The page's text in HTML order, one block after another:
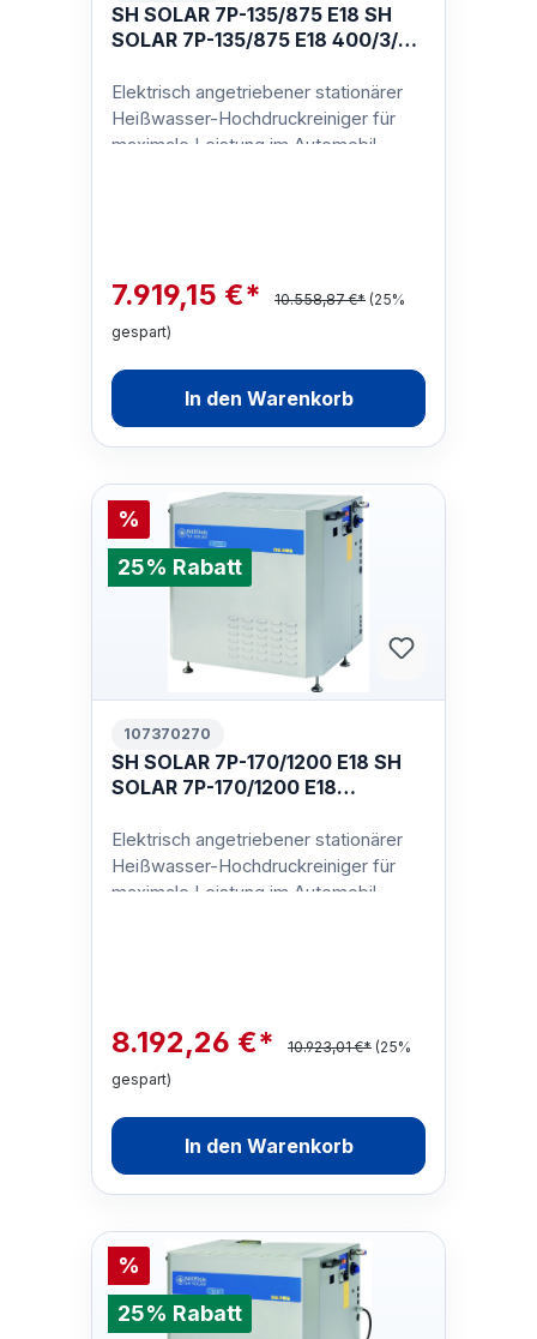
SH SOLAR 7P-135/875 E18 SH
SOLAR 7P-135/875 E18 400/3/50
Elektrisch angetriebener stationärer
Heißwasser-Hochdruckreiniger für
maximale Leistung im Automobil-,
7.919,15 €* 10.558,87 €* (25%
gespart)
In den Warenkorb
%
25% Rabatt
107370270
SH SOLAR 7P-170/1200 E18 SH
SOLAR 7P-170/1200 E18
Elektrisch angetriebener stationärer
Heißwasser-Hochdruckreiniger für
maximale Leistung im Automobil-,
8.192,26 €* 10.923,01 €* (25%
gespart)
In den Warenkorb
%
25% Rabatt